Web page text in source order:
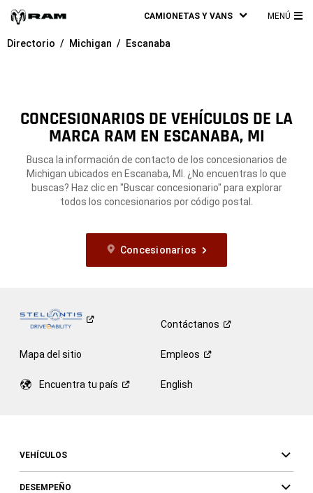
CAMIONETAS Y VANS MENÚ
Directorio Michigan Escanaba
CONCESIONARIOS DE VEHÍCULOS DE LA
MARCA RAM EN ESCANABA, MI
Busca la información de contacto de los concesionarios de
Michigan ubicados en Escanaba, MI. ¿No encuentras lo que
buscas? Haz clic en "Buscar concesionario" para explorar
todos los concesionarios por código postal.
Concesionarios
Contáctanos
Mapa del sitio Empleos
Encuentra tu país English
VEHÍCULOS
DESEMPEÑO